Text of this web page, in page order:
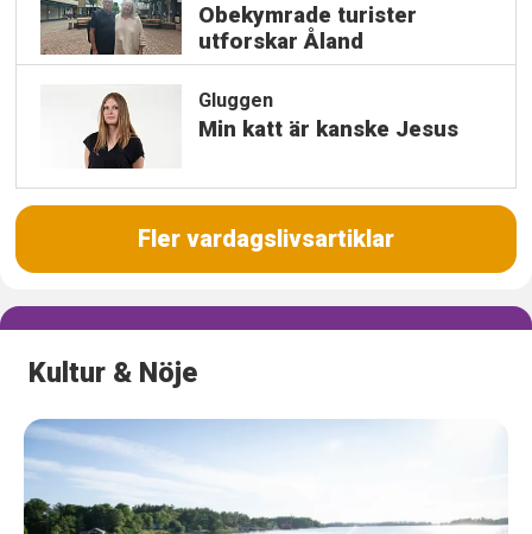
Obekymrade turister
utforskar Åland
Gluggen
Min katt är kanske Jesus
Fler vardagslivsartiklar
Kultur & Nöje